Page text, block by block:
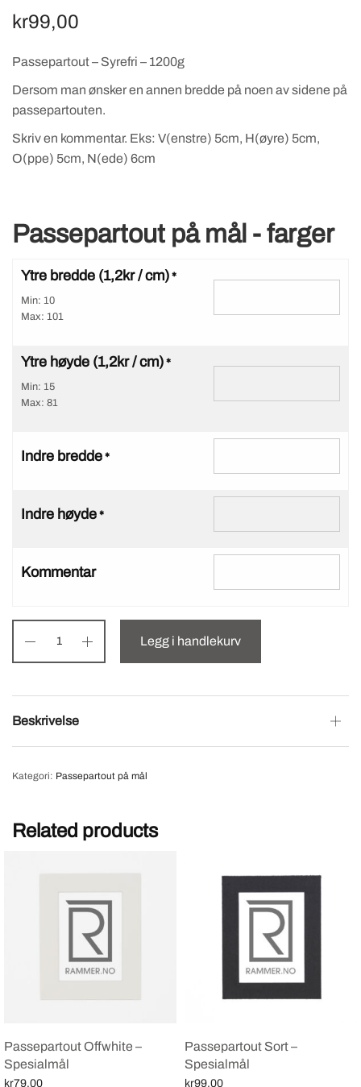
kr99,00
Passepartout – Syrefri – 1200g
Dersom man ønsker en annen bredde på noen av sidene på
passepartouten.
Skriv en kommentar. Eks: V(enstre) 5cm, H(øyre) 5cm,
O(ppe) 5cm, N(ede) 6cm
Passepartout på mål - farger
Ytre bredde (1,2kr / cm)*
Min: 10
Max: 101
Ytre høyde (1,2kr / cm)*
Min: 15
Max: 81
Indre bredde*
Indre høyde*
Kommentar
Legg i handlekurv
Beskrivelse
Kategori: Passepartout på mål
Related products
Passepartout Offwhite –
Spesialmål
kr79,00
Passepartout Sort –
Spesialmål
kr99,00